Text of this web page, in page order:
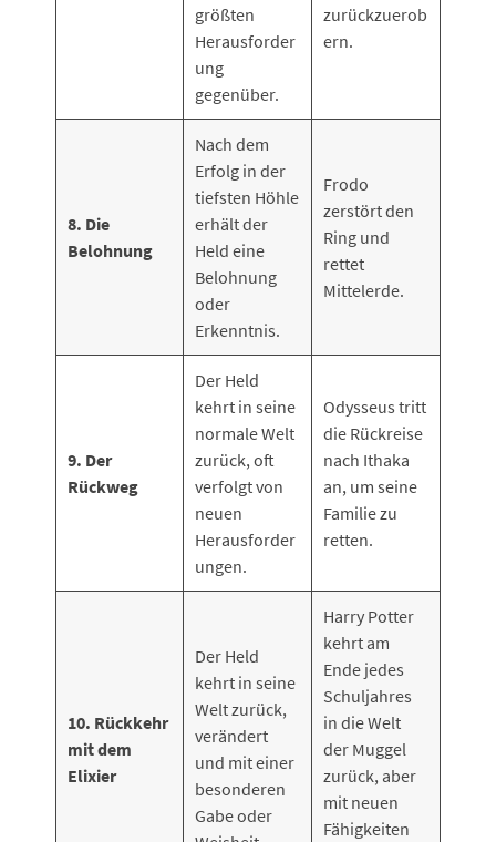
größten
Herausforder
ung
gegenüber.
zurückzuerob
ern.
8. Die
Belohnung
Nach dem
Erfolg in der
tiefsten Höhle
erhält der
Held eine
Belohnung
oder
Erkenntnis.
Frodo
zerstört den
Ring und
rettet
Mittelerde.
9. Der
Rückweg
Der Held
kehrt in seine
normale Welt
zurück, oft
verfolgt von
neuen
Herausforder
ungen.
Odysseus tritt
die Rückreise
nach Ithaka
an, um seine
Familie zu
retten.
10. Rückkehr
mit dem
Elixier
Der Held
kehrt in seine
Welt zurück,
verändert
und mit einer
besonderen
Gabe oder
Harry Potter
kehrt am
Ende jedes
Schuljahres
in die Welt
der Muggel
zurück, aber
mit neuen
Fähigkeiten